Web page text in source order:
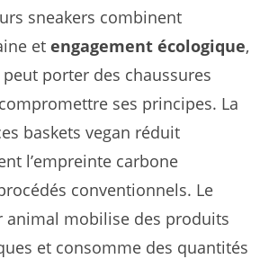
sneakers combinent
et engagement écologique,
peut porter des chaussures
ses principes. La
baskets vegan réduit
l’empreinte carbone
conventionnels. Le
animal mobilise des produits
et consomme des quantités